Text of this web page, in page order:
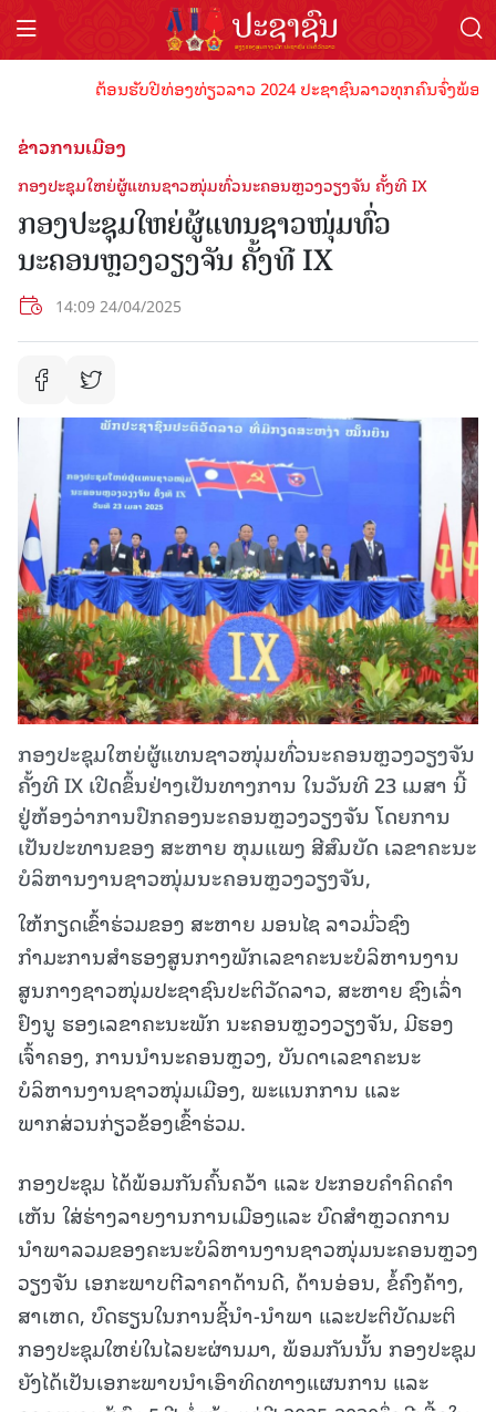
ຕ້ອນຮັບປີທ່ອງທ່ຽວລາວ 2024 ປະຊາຊົນລາວທຸກຄົນຈົ່ງພ້ອມເ
ຂ່າວການເມືອງ
ກອງປະຊຸມໃຫຍ່ຜູ້ແທນຊາວໜຸ່ມທົ່ວນະຄອນຫຼວງວຽງຈັນ ຄັ້ງທີ IX
ກອງປະຊຸມໃຫຍ່ຜູ້ແທນຊາວໜຸ່ມທົ່ວ
ນະຄອນຫຼວງວຽງຈັນ ຄັ້ງທີ IX
14:09 24/04/2025
ກອງປະຊຸມໃຫຍ່ຜູ້ແທນຊາວໜຸ່ມທົ່ວນະຄອນຫຼວງວຽງຈັນ
ຄັ້ງທີ IX ເປີດຂຶ້ນຢ່າງເປັນທາງການ ໃນວັນທີ 23 ເມສາ ນີ້
ຢູ່ຫ້ອງວ່າການປົກຄອງນະຄອນຫຼວງວຽງຈັນ ໂດຍການ
ເປັນປະທານຂອງ ສະຫາຍ ຫຸມແພງ ສີສົມບັດ ເລຂາຄະນະ
ບໍລິຫານງານຊາວໜຸ່ມນະຄອນຫຼວງວຽງຈັນ,
ໃຫ້ກຽດເຂົ້າຮ່ວມຂອງ ສະຫາຍ ມອນໄຊ ລາວມົ່ວຊົງ
ກຳມະການສຳຮອງສູນກາງພັກເລຂາຄະນະບໍລິຫານງານ
ສູນກາງຊາວໜຸ່ມປະຊາຊົນປະຕິວັດລາວ, ສະຫາຍ ຊົງເລົ່າ
ຢົງນູ ຮອງເລຂາຄະນະພັກ ນະຄອນຫຼວງວຽງຈັນ, ມີຮອງ
ເຈົ້າຄອງ, ການນໍານະຄອນຫຼວງ, ບັນດາເລຂາຄະນະ
ບໍລິຫານງານຊາວໜຸ່ມເມືອງ, ພະແນກການ ແລະ
ພາກສ່ວນກ່ຽວຂ້ອງເຂົ້າຮ່ວມ.
ກອງປະຊຸມ ໄດ້ພ້ອມກັນຄົ້ນຄວ້າ ແລະ ປະກອບຄຳຄິດຄຳ
ເຫັນ ໃສ່ຮ່າງລາຍງານການເມືອງແລະ ບົດສຳຫຼວດການ
ນຳພາລວມຂອງຄະນະບໍລິຫານງານຊາວໜຸ່ມນະຄອນຫຼວງ
ວຽງຈັນ ເອກະພາບຕີລາຄາດ້ານດີ, ດ້ານອ່ອນ, ຂໍ້ຄົງຄ້າງ,
ສາເຫດ, ບົດຮຽນໃນການຊີ້ນຳ-ນໍາພາ ແລະປະຕິບັດມະຕິ
ກອງປະຊຸມໃຫຍ່ໃນໄລຍະຜ່ານມາ, ພ້ອມກັນນັ້ນ ກອງປະຊຸມ
ຍັງໄດ້ເປັນເອກະພາບນໍາເອົາທິດທາງແຜນການ ແລະ